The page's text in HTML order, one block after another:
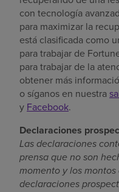
con tecnología
para maximizar la
está clasificada como
para trabajar de
para trabajar de la
obtener más
o síganos en nuestra
y Facebook.
Declaraciones
Las declaraciones
prensa que no son
momento y los
declaraciones